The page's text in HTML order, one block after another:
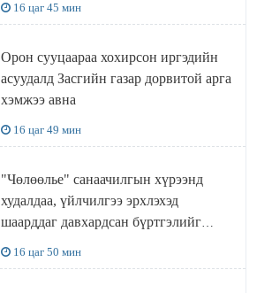
16 цаг 45 мин
Орон сууцаараа хохирсон иргэдийн
асуудалд Засгийн газар дорвитой арга
хэмжээ авна
16 цаг 49 мин
"Чөлөөлье" санаачилгын хүрээнд
худалдаа, үйлчилгээ эрхлэхэд
шаарддаг давхардсан бүртгэлийг
16 цаг 50 мин